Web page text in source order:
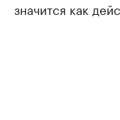
значится как